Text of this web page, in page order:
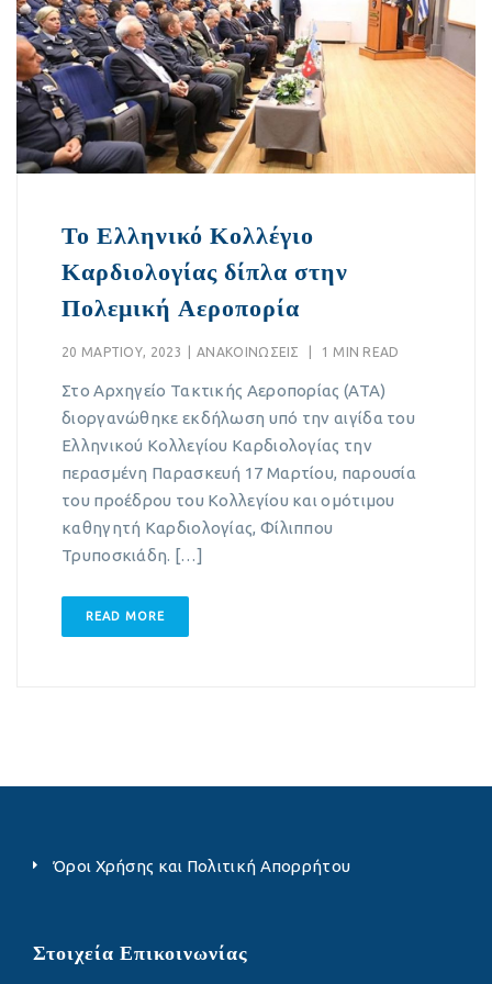
Το Ελληνικό Κολλέγιο
Καρδιολογίας δίπλα στην
Πολεμική Αεροπορία
20 ΜΑΡΤΊΟΥ, 2023 ΑΝΑΚΟΙΝΏΣΕΙΣ 1 MIN READ
Στο Αρχηγείο Τακτικής Αεροπορίας (ΑΤΑ)
διοργανώθηκε εκδήλωση υπό την αιγίδα του
Ελληνικού Κολλεγίου Καρδιολογίας την
περασμένη Παρασκευή 17 Μαρτίου, παρουσία
του προέδρου του Κολλεγίου και ομότιμου
καθηγητή Καρδιολογίας, Φίλιππου
Τρυποσκιάδη. […]
READ MORE
Όροι Χρήσης και Πολιτική Απορρήτου
Στοιχεία Επικοινωνίας